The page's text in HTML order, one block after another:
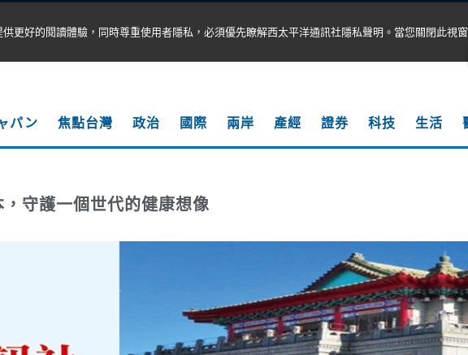
パン 焦點台灣 政治 國際 兩岸 產經 證券 科技 生活
，守護一個世代的健康想像
更好的閱讀體驗，同時尊重使用者隱私，必須優先瞭解西太平洋通訊社隱私聲明。當您關閉此視